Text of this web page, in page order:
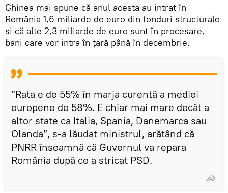
Ghinea mai spune că anul acesta au intrat în
România 1,6 miliarde de euro din fonduri structurale
și că alte 2,3 miliarde de euro sunt în procesare,
bani care vor intra în ţară până în decembrie.
”Rata e de 55% în marja curentă a mediei
europene de 58%. E chiar mai mare decât a
altor state ca Italia, Spania, Danemarca sau
Olanda”, s-a lăudat ministrul, arătând că
PNRR înseamnă că Guvernul va repara
România după ce a stricat PSD.